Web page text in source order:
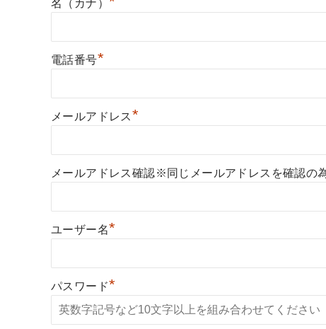
名（カナ）
電話番号*
メールアドレス*
メールアドレス確認※同じメールアドレスを確認の
ユーザー名*
パスワード*